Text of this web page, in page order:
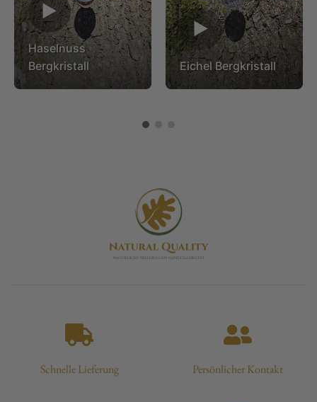
▶
Haselnuss
Bergkristall
▶
Eichel Bergkristall
Schnelle Lieferung Persönlicher Kontakt